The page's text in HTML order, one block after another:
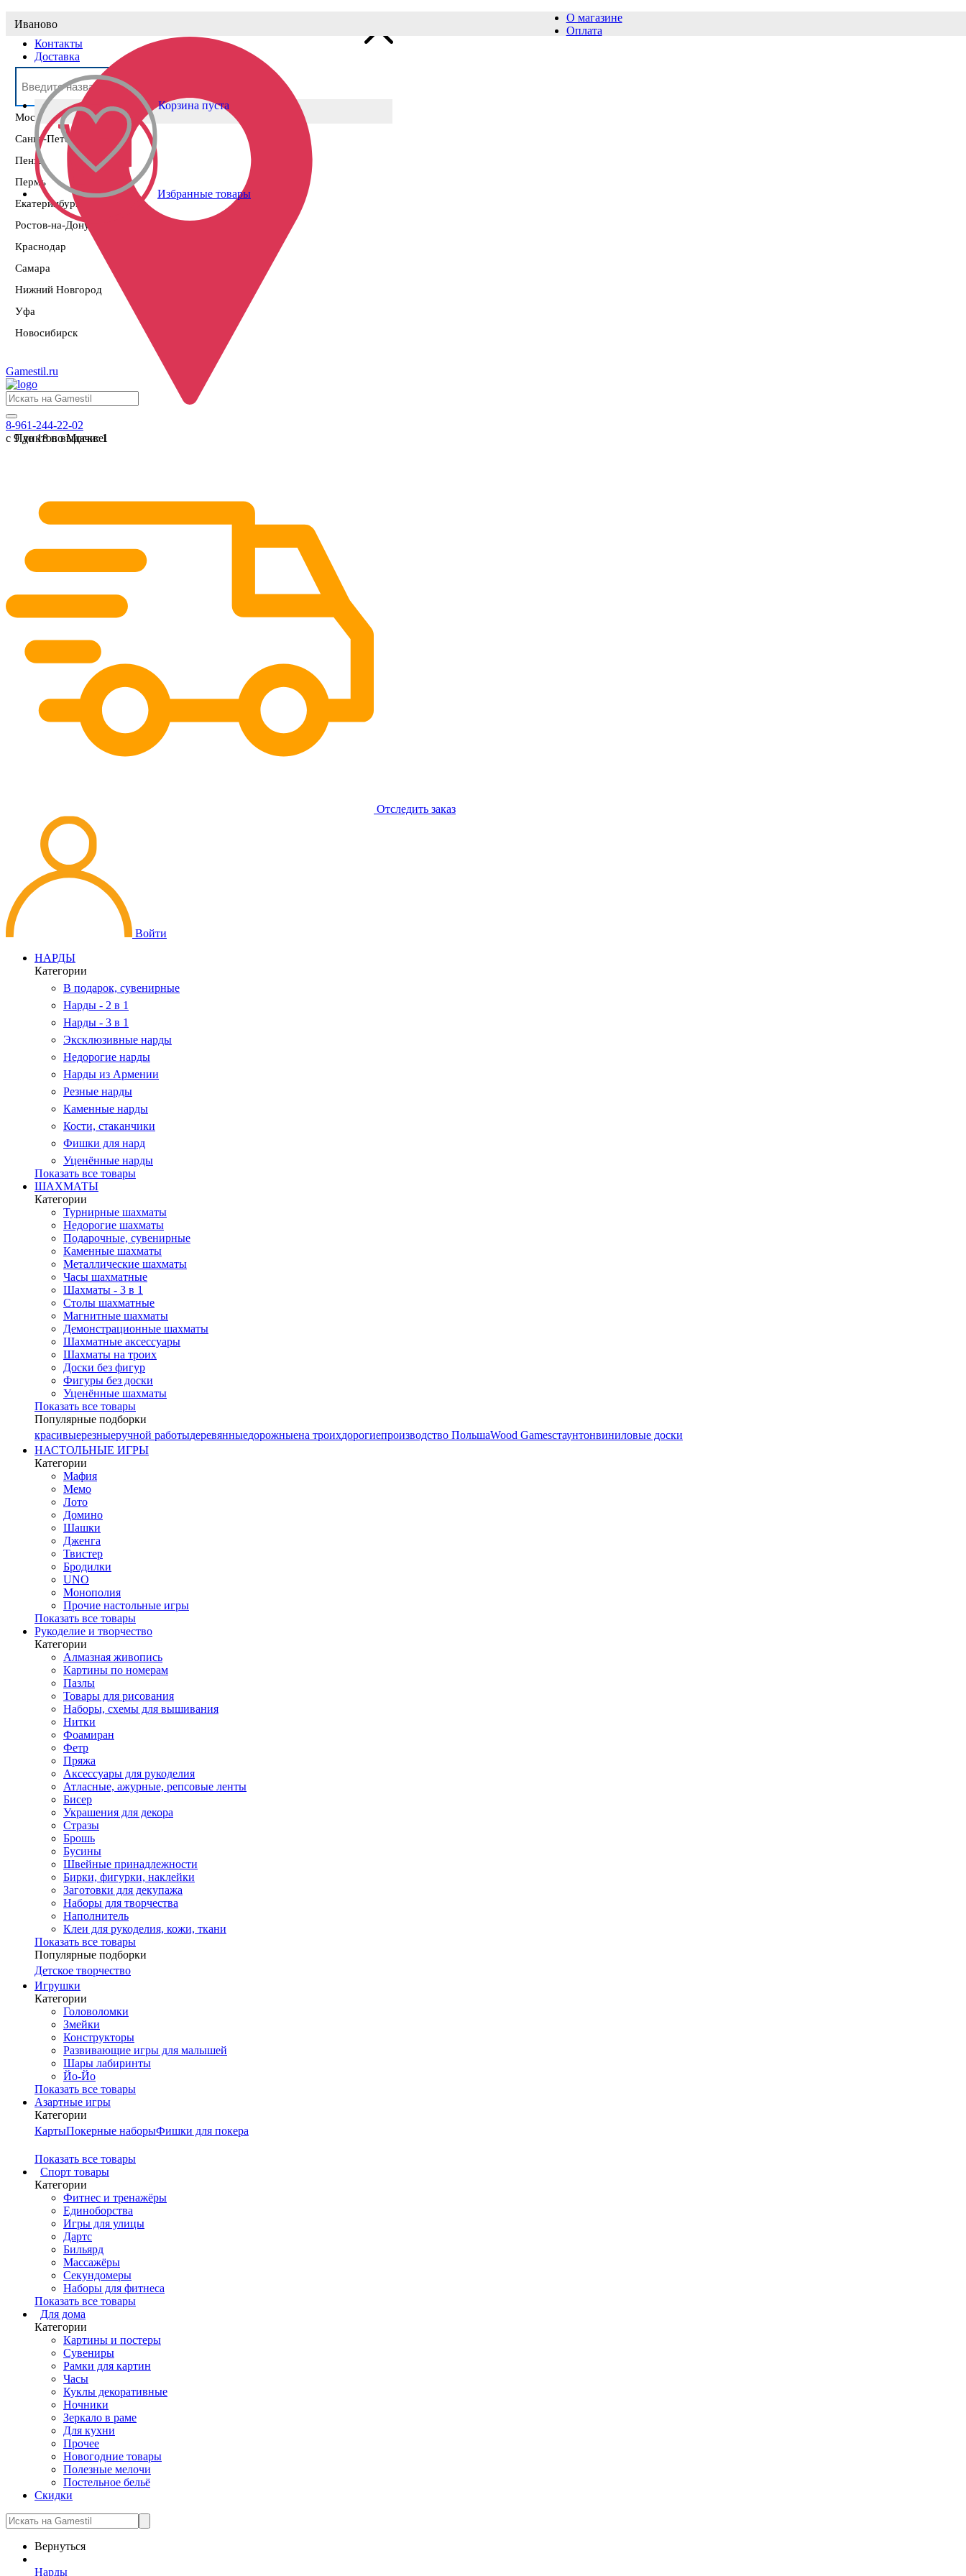
Выберите населённый пункт
Москва
Санкт-Петербург
Пенза
Пермь
Екатеринбург
Ростов-на-Дону
Краснодар
Самара
Нижний Новгород
Уфа
Новосибирск
Иваново
Пунктов выдачи:1
О магазине
Оплата
Контакты
Доставка
Избранные товары
Корзина пуста
Gamestil.ru
8-961-244-22-02
с 9 до 18 по Москве
Отследить заказ
Войти
НАРДЫ
Категории
В подарок, сувенирные
Нарды - 2 в 1
Нарды - 3 в 1
Эксклюзивные нарды
Недорогие нарды
Нарды из Армении
Резные нарды
Каменные нарды
Кости, стаканчики
Фишки для нард
Уценённые нарды
Показать все товары
ШАХМАТЫ
Категории
Турнирные шахматы
Недорогие шахматы
Подарочные, сувенирные
Каменные шахматы
Металлические шахматы
Часы шахматные
Шахматы - 3 в 1
Столы шахматные
Магнитные шахматы
Демонстрационные шахматы
Шахматные аксессуары
Шахматы на троих
Доски без фигур
Фигуры без доски
Уценённые шахматы
Показать все товары
Популярные подборки
красивыерезныеручной работыдеревянныедорожныена троихдорогиепроизводство ПольшаWood Gamesстаунтонвиниловые доски
НАСТОЛЬНЫЕ ИГРЫ
Категории
Мафия
Мемо
Лото
Домино
Шашки
Дженга
Твистер
Бродилки
UNO
Монополия
Прочие настольные игры
Показать все товары
Рукоделие и творчество
Категории
Алмазная живопись
Картины по номерам
Пазлы
Товары для рисования
Наборы, схемы для вышивания
Нитки
Фоамиран
Фетр
Пряжа
Аксессуары для рукоделия
Атласные, ажурные, репсовые ленты
Бисер
Украшения для декора
Стразы
Брошь
Бусины
Швейные принадлежности
Бирки, фигурки, наклейки
Заготовки для декупажа
Наборы для творчества
Наполнитель
Клеи для рукоделия, кожи, ткани
Показать все товары
Популярные подборки
Детское творчество
Игрушки
Категории
Головоломки
Змейки
Конструкторы
Развивающие игры для малышей
Шары лабиринты
Йо-Йо
Показать все товары
Азартные игры
Категории
КартыПокерные наборыФишки для покера
Показать все товары
Cпорт товары
Категории
Фитнес и тренажёры
Единоборства
Игры для улицы
Дартс
Бильярд
Массажёры
Секундомеры
Наборы для фитнеса
Показать все товары
Для дома
Категории
Картины и постеры
Сувениры
Рамки для картин
Часы
Куклы декоративные
Ночники
Зеркало в раме
Для кухни
Прочее
Новогодние товары
Полезные мелочи
Постельное бельё
Скидки
Вернуться
Нарды